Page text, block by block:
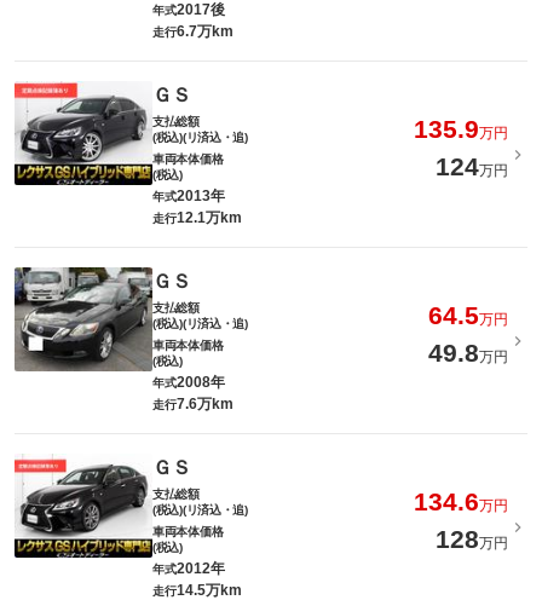
年式2017後
走行6.7万km
ＧＳ
支払総額
(税込)(リ済込・追)
135.9万円
車両本体価格
(税込)
124万円
年式2013年
走行12.1万km
ＧＳ
支払総額
(税込)(リ済込・追)
64.5万円
車両本体価格
(税込)
49.8万円
年式2008年
走行7.6万km
ＧＳ
支払総額
(税込)(リ済込・追)
134.6万円
車両本体価格
(税込)
128万円
年式2012年
走行14.5万km